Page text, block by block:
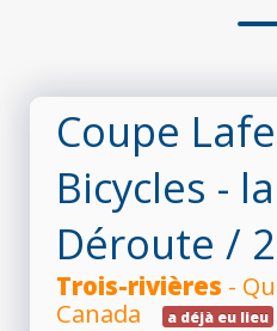
INSCRIPTIONS
RÉSULTATS
Coupe
Bicycles - la
Déroute /
Trois-rivières -
Canada
a déjà eu lieu